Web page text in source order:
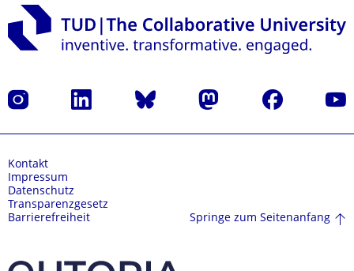
Instagram LinkedIn Bluesky Mastodon Facebook
Kontakt
Impressum
Datenschutz
Transparenzgesetz
Barrierefreiheit
Springe zum Seitenanfang